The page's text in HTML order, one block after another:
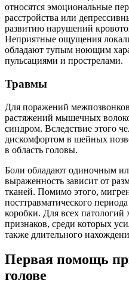
относятся эмоциональные
расстройства или
развитию нарушений
Неприятные ощущения
обладают тупым ноющим
пульсациями и прострелами.
Травмы
Для поражений
растяжений мышечных
синдром. Вследствие этого
дискомфортом в шейных
в область головы.
Боли обладают одиночным
выраженность зависит от
тканей. Помимо этого,
посттравматического
коробки. Для всех патологий
признаков, среди которых
также длительного
Первая помощь
голове